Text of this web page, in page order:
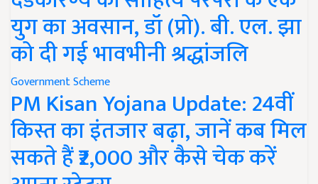
युग का अवसान, डॉ (प्रो). बी. एल. झा
को दी गई भावभीनी श्रद्धांजलि
Government Scheme
PM Kisan Yojana Update: 24वीं
किस्त का इंतजार बढ़ा, जानें कब मिल
सकते हैं ₹2,000 और कैसे चेक करें